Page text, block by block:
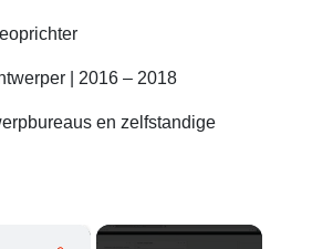
| 2016 – 2018
en zelfstandige